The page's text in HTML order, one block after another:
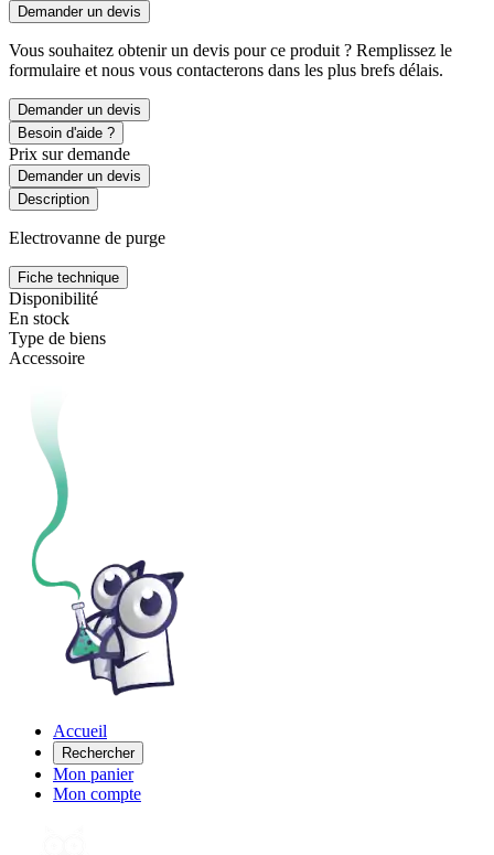
Demander un devis
Vous souhaitez obtenir un devis pour ce produit ? Remplissez le
formulaire et nous vous contacterons dans les plus brefs délais.
Demander un devis
Besoin d'aide ?
Prix sur demande
Demander un devis
Description
Electrovanne de purge
Fiche technique
Disponibilité
En stock
Type de biens
Accessoire
Accueil
Rechercher
Mon panier
Mon compte